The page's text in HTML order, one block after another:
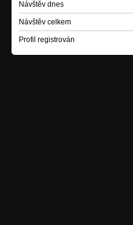
Návštěv dnes
Návštěv celkem
Profil registrován